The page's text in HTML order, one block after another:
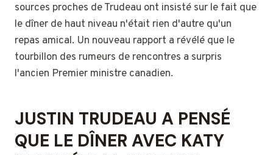
sources proches de Trudeau ont insisté sur le fait que
le dîner de haut niveau n'était rien d'autre qu'un
repas amical. Un nouveau rapport a révélé que le
tourbillon des rumeurs de rencontres a surpris
l'ancien Premier ministre canadien.
JUSTIN TRUDEAU A PENSÉ
QUE LE DÎNER AVEC KATY